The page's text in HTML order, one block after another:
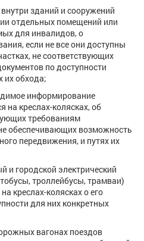
зданий и сооружений
отдельных помещений или
для инвалидов, о
если не все они доступны
не соответствующих
по доступности
их обхода;
информирование
на креслах-колясках, об
требованиям
обеспечивающих возможность
передвижения, и путях их
и городской электрический
троллейбусы, трамваи)
креслах-колясках о его
для них конкретных
вагонах поездов